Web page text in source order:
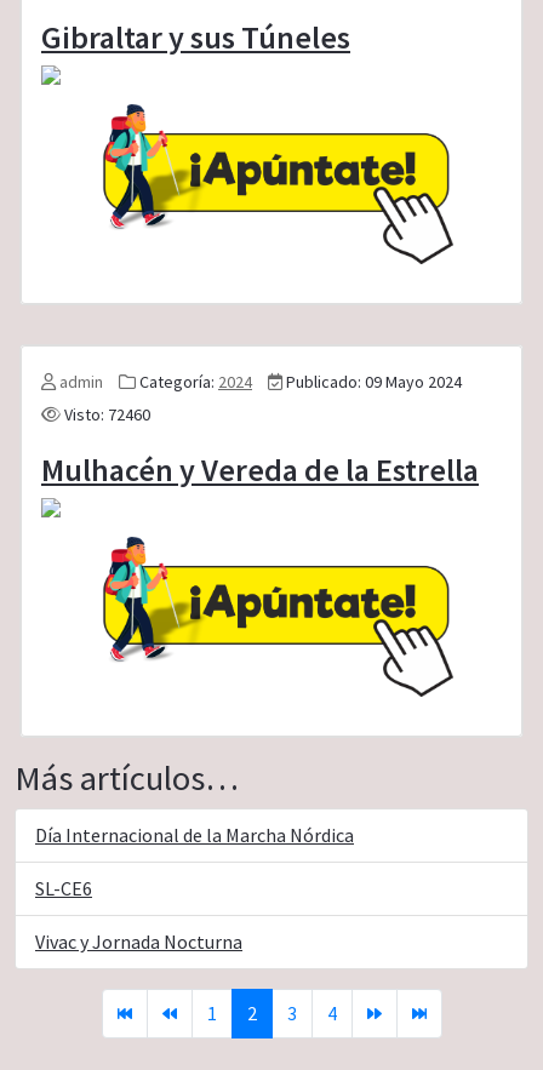
Gibraltar y sus Túneles
admin Categoría: 2024
Publicado: 09 Mayo 2024
Visto: 72460
Mulhacén y Vereda de la Estrella
Más artículos…
Día Internacional de la Marcha Nórdica
SL-CE6
Vivac y Jornada Nocturna
1 2 3 4